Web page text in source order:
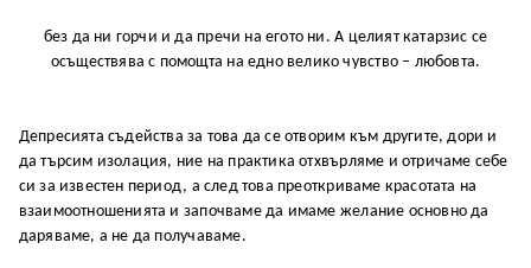
без да ни горчи и да пречи на егото ни. А целият катарзис се
осъществява с помощта на едно велико чувство – любовта.
Депресията съдейства за това да се отворим към другите, дори и
да търсим изолация, ние на практика отхвърляме и отричаме себе
си за известен период, а след това преоткриваме красотата на
взаимоотношенията и започваме да имаме желание основно да
даряваме, а не да получаваме.